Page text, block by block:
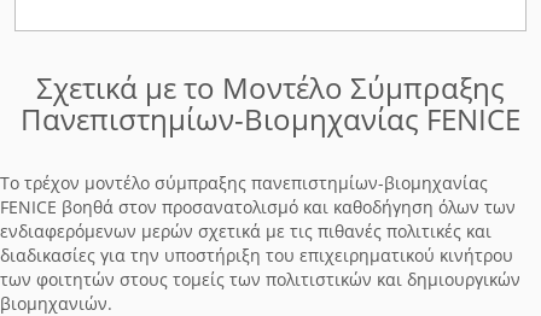
Σχετικά με το Μοντέλο Σύμπραξης
Πανεπιστημίων-Βιομηχανίας FENICE
Το τρέχον μοντέλο σύμπραξης πανεπιστημίων-βιομηχανίας
FENICE βοηθά στον προσανατολισμό και καθοδήγηση όλων των
ενδιαφερόμενων μερών σχετικά με τις πιθανές πολιτικές και
διαδικασίες για την υποστήριξη του επιχειρηματικού κινήτρου
των φοιτητών στους τομείς των πολιτιστικών και δημιουργικών
βιομηχανιών.